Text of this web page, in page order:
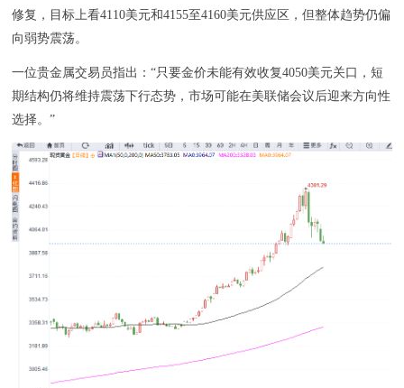
修复，目标上看4110美元和4155至4160美元供应区，但整体趋势仍偏
向弱势震荡。
一位贵金属交易员指出：“只要金价未能有效收复4050美元关口，短
期结构仍将维持震荡下行态势，市场可能在美联储会议后迎来方向性
选择。”